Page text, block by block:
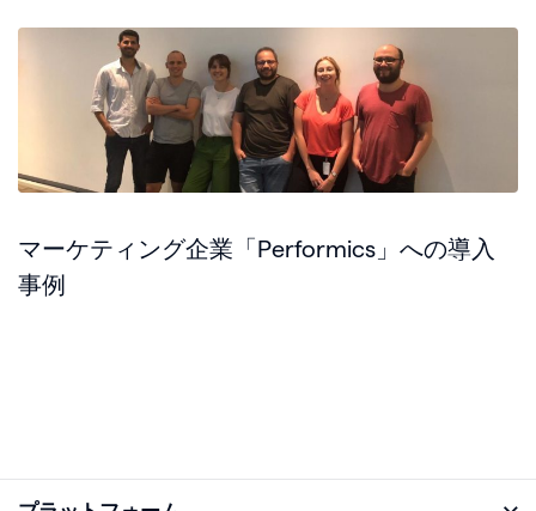
マーケティング企業「Performics」への導入
事例